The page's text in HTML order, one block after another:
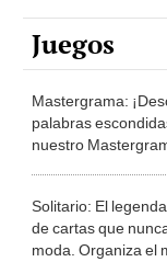
Juegos
Mastergrama:
palabras
nuestro
Solitario: El
de cartas que
moda. Organiza el